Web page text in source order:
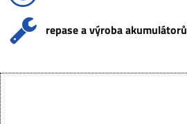
repase a výroba akumulátorů